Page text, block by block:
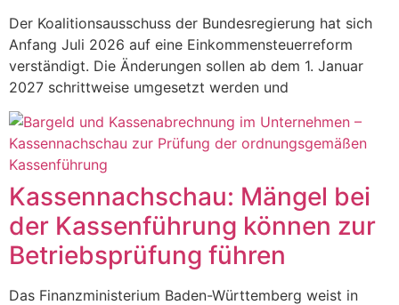
Der Koalitionsausschuss der Bundesregierung hat sich
Anfang Juli 2026 auf eine Einkommensteuerreform
verständigt. Die Änderungen sollen ab dem 1. Januar
2027 schrittweise umgesetzt werden und
Kassennachschau: Mängel bei
der Kassenführung können zur
Betriebsprüfung führen
Das Finanzministerium Baden-Württemberg weist in